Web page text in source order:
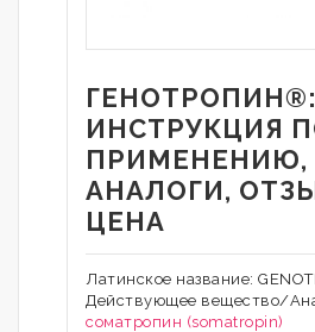
ГЕНОТРОПИН®:
ИНСТРУКЦИЯ
ПРИМЕНЕНИЮ,
АНАЛОГИ,
ЦЕНА
Латинское название:
Действующее вещество/
соматропин (somatropin)